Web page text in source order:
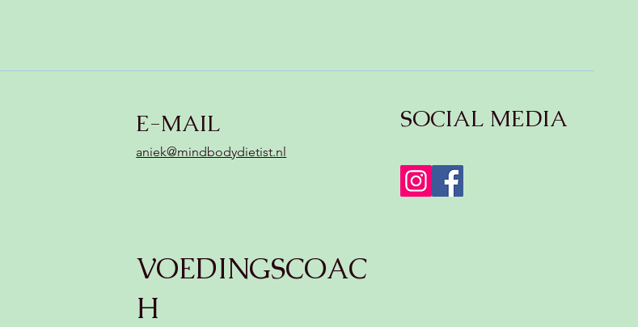
E-MAIL
aniek@mindbodydietist.nl
SOCIAL MEDIA
VOEDINGSCOAC
H